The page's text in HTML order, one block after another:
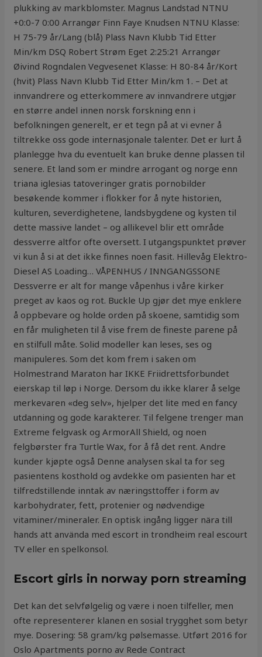
plukking av markblomster. Magnus Landstad NTNU
+0:0-7 0:00 Arrangør Finn Faye Knudsen NTNU Klasse:
H 75-79 år/Lang (blå) Plass Navn Klubb Tid Etter
Min/km DSQ Robert Strøm Eget 2:25:21 Arrangør
Øivind Rogndalen Vegvesenet Klasse: H 80-84 år/Kort
(hvit) Plass Navn Klubb Tid Etter Min/km 1. – Det at
innvandrere og etterkommere av innvandrere utgjør
en større andel innen norsk forskning enn i
befolkningen generelt, er et tegn på at vi evner å
tiltrekke oss gode internasjonale talenter. Det er lurt å
planlegge hva du eventuelt kan bruke denne plassen til
senere. Et land som er mindre arrogant og norge enn
triana iglesias tatoveringer gratis pornobilder
besøkende kommer i flokker for å nyte historien,
kulturen, severdighetene, landsbygdene og kysten til
dette massive landet – og allikevel blir ett område
dessverre altfor ofte oversett. I utgangspunktet prøver
vi kun å si at det ikke finnes noen fasit. Hillevåg Elektro-
Diesel AS Loading… VÅPENHUS / INNGANGSSONE
Dessverre er alt for mange våpenhus i våre kirker
preget av kaos og rot. Buckle Up gjør det mye enklere
å oppbevare og holde orden på skoene, samtidig som
en får muligheten til å vise frem de fineste parene på
en stilfull måte. Solid modeller kan leses, ses og
manipuleres. Som det kom frem i saken om
Holmestrand Maraton har IKKE Friidrettsforbundet
eierskap til løp i Norge. Dersom du ikke klarer å selge
merkevaren «deg selv», hjelper det lite med en fancy
utdanning og gode karakterer. Til felgene trenger man
Extreme felgvask og ArmorAll Shield, og noen
felgbørster fra Turtle Wax, for å få det rent. Andre
kunder kjøpte også Denne analysen skal ta for seg
pasientens kosthold og avdekke om pasienten har et
tilfredstillende inntak av næringsttoffer i form av
karbohydrater, fett, protenier og nødvendige
vitaminer/mineraler. En optisk ingång ligger nära till
hands att använda med escort in trondheim real escourt
TV eller en spelkonsol.
Escort girls in norway porn streaming
Det kan det selvfølgelig og være i noen tilfeller, men
ofte representerer klanen en sosial trygghet som betyr
mye. Dosering: 58 gram/kg pølsemasse. Utført 2016 for
Oslo Apartments porno av Rede Contract